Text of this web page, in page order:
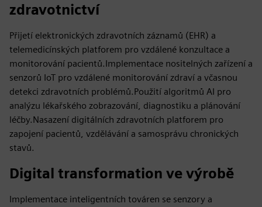
zdravotnictví
Přijetí elektronických zdravotních záznamů (EHR) a
telemedicínských platforem pro vzdálené konzultace a
monitorování pacientů.Implementace nositelných zařízení a
senzorů IoT pro vzdálené monitorování zdraví a včasnou
detekci zdravotních problémů.Použití algoritmů AI pro
analýzu lékařského zobrazování, diagnostiku a plánování
léčby.Nasazení digitálních zdravotních platforem pro
zapojení pacientů, vzdělávání a samosprávu chronických
stavů.
Digital transformation ve výrobě
Implementace inteligentních továren se senzory a